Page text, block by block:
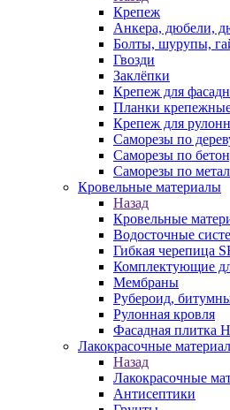
Крепеж
Анкера, дюбели,
Болты, шурупы,
Гвозди
Заклёпки
Крепеж для
Планки
Крепеж для
Саморезы по
Саморезы по
Саморезы по
Кровельные материалы
Назад
Кровельные
Водосточные
Гибкая черепица
Комплектующие
Мембраны
Рубероид,
Рулонная кровля
Фасадная плитка
Лакокрасочные
Назад
Лакокрасочные
Антисептики